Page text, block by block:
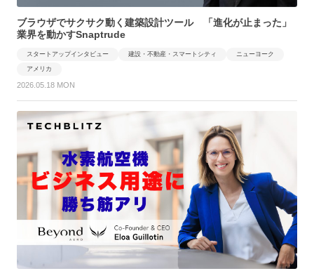
ブラウザでサクサク動く建築設計ツール 「進化が止まった」
業界を動かすSnaptrude
スタートアップインタビュー 建設・不動産・スマートシティ ニューヨーク
アメリカ
2026.05.18 MON